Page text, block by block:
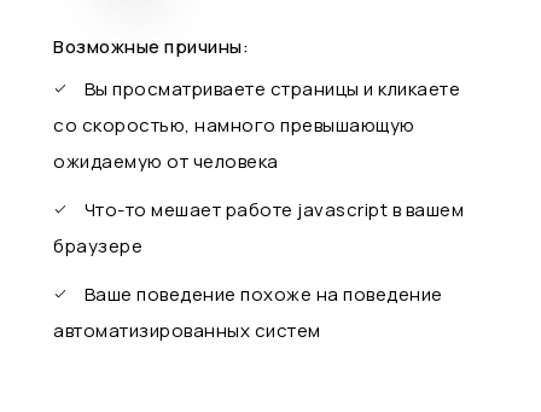
Возможные причины:
Вы просматриваете страницы и кликаете
со скоростью, намного превышающую
ожидаемую от человека
Что-то мешает работе javascript в вашем
браузере
Ваше поведение похоже на поведение
автоматизированных систем